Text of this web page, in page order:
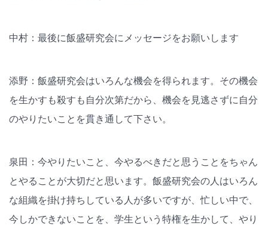
中村：最後に飯盛研究会にメッセージをお願いします
添野：飯盛研究会はいろんな機会を得られます。その機会
を生かすも殺すも自分次第だから、機会を見逃さずに自分
のやりたいことを貫き通して下さい。
泉田：今やりたいこと、今やるべきだと思うことをちゃん
とやることが大切だと思います。飯盛研究会の人はいろん
な組織を掛け持ちしている人が多いですが、忙しい中で、
今しかできないことを、学生という特権を生かして、やり